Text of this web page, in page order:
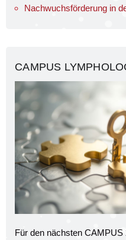
Nachwuchsförderung in
CAMPUS
Für den nächsten